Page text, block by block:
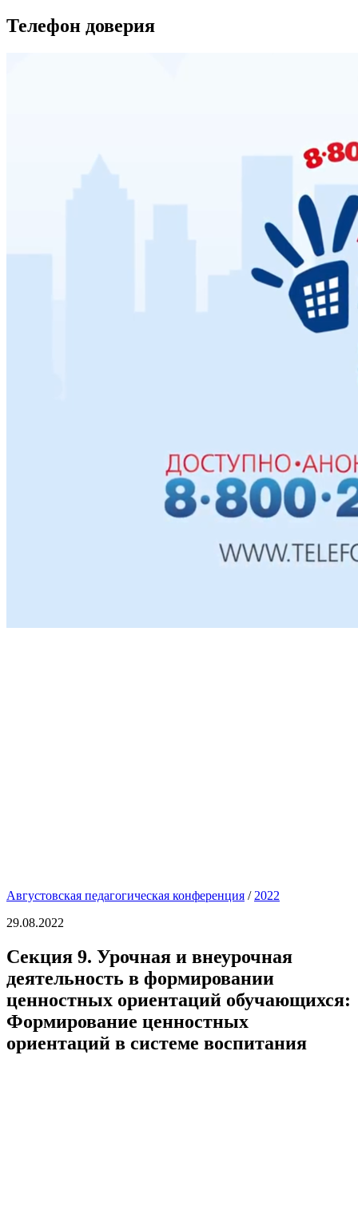
Телефон доверия
Августовская педагогическая конференция / 2022
29.08.2022
Секция 9. Урочная и внеурочная
деятельность в формировании
ценностных ориентаций обучающихся:
Формирование ценностных
ориентаций в системе воспитания